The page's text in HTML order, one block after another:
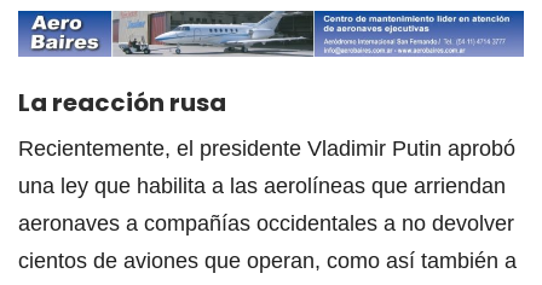
La reacción rusa
Recientemente, el presidente Vladimir Putin aprobó
una ley que habilita a las aerolíneas que arriendan
aeronaves a compañías occidentales a no devolver
cientos de aviones que operan, como así también a